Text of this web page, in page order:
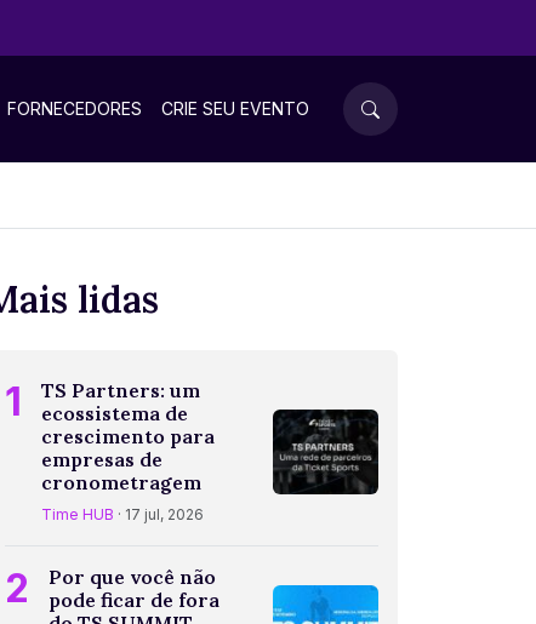
FORNECEDORES CRIE SEU EVENTO
lidas
1
TS Partners: um
ecossistema de
crescimento para
empresas de
cronometragem
Time HUB · 17 jul, 2026
2
Por que você não
pode ficar de fora